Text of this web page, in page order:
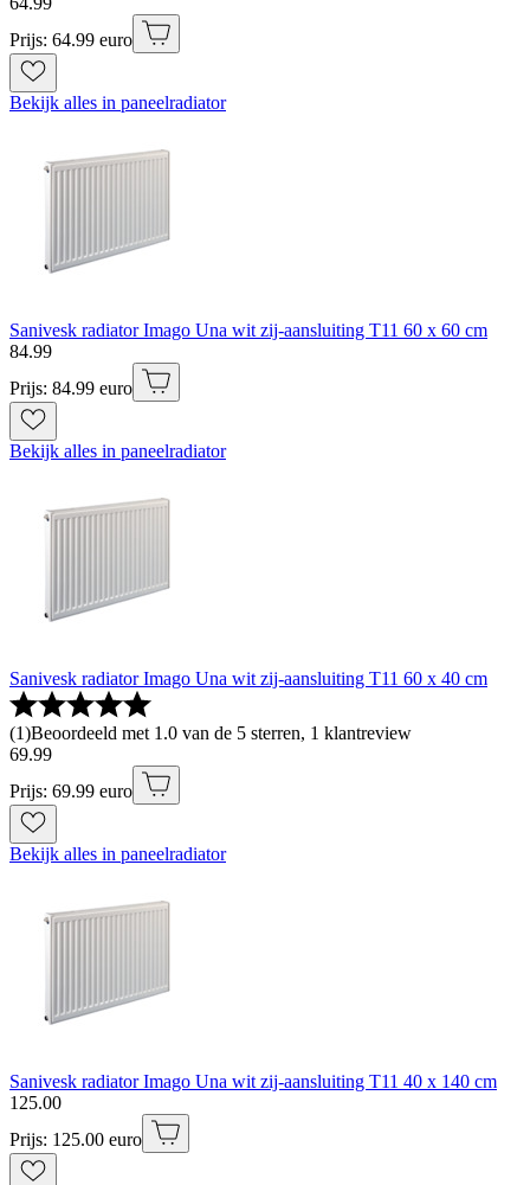
Prijs: 64.99 euro
Bekijk alles in paneelradiator
Sanivesk radiator Imago Una wit zij-aansluiting T11 60 x 60 cm
84.99
Prijs: 84.99 euro
Bekijk alles in paneelradiator
Sanivesk radiator Imago Una wit zij-aansluiting T11 60 x 40 cm
(1)Beoordeeld met 1.0 van de 5 sterren, 1 klantreview
69.99
Prijs: 69.99 euro
Bekijk alles in paneelradiator
Sanivesk radiator Imago Una wit zij-aansluiting T11 40 x 140 cm
125.00
Prijs: 125.00 euro